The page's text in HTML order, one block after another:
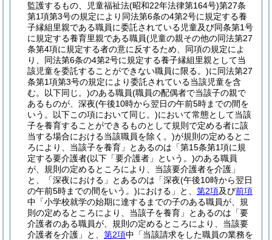
監護するもの、児童福祉法(昭和22年法律第164号)第27条
第1項第3号の規定により同法第6条の4第2号に規定する養
子縁組里親である職員に委託されている児童及び同条第1号
に規定する養育里親である職員(児童の親その他の同法第27
条第4項に規定する者の意に反するため、同項の規定によ
り、同法第6条の4第2号に規定する養子縁組里親として当
該児童を委託することができない職員に限る。)に同法第27
条第1項第3号の規定により委託されている当該児童を含
む。以下同じ。)のある職員(職員の配偶者で当該子の親で
あるものが、深夜(午後10時から翌日の午前5時までの間を
いう。以下この項において同じ。)において常態として当該
子を養育することができるものとして規則で定める者に該
当する場合における当該職員を除く。)が規則の定めるとこ
ろにより、当該子を養育」とあるのは「第15条第1項に規
定する要介護者(以下「要介護者」という。)のある職員
が、規則の定めるところにより、当該要介護者を介護」
と、「深夜における」とあるのは「深夜(午後10時から翌日
の午前5時までの間をいう。)における」と、 第2項及び前項
中「小学校就学の始期に達するまでの子のある職員が、規
則の定めるところにより、当該子を養育」とあるのは「要
介護者のある職員が、規則の定めるところにより、当該要
介護者を介護」と、 第2項中「当該請求をした職員の業務を